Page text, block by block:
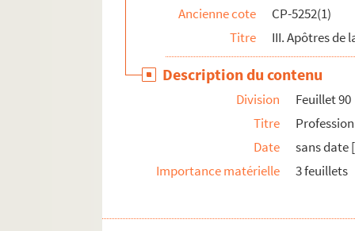
Ancienne cote
CP-5252(1)
Titre
III. Apôtres de
Description du contenu
Division
Feuillet 90
Titre
Date
sans date
Importance matérielle
3 feuillets